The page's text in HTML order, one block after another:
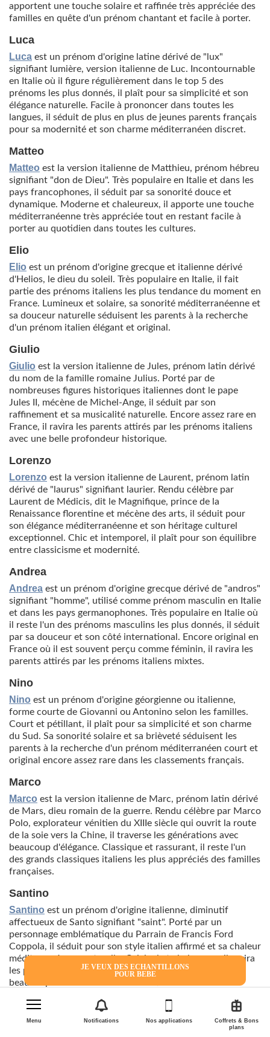
Coffrets & Bons
plans
Nos applications
Notifications
Menu
JE VEUX DES ECHANTILLONS
POUR BEBE
apportent une touche solaire et raffinée très appréciée des
familles en quête d'un prénom chantant et facile à porter.
Luca
Luca est un prénom d'origine latine dérivé de "lux"
signifiant lumière, version italienne de Luc. Incontournable
en Italie où il figure régulièrement dans le top 5 des
prénoms les plus donnés, il plaît pour sa simplicité et son
élégance naturelle. Facile à prononcer dans toutes les
langues, il séduit de plus en plus de jeunes parents français
pour sa modernité et son charme méditerranéen discret.
Matteo
Matteo est la version italienne de Matthieu, prénom hébreu
signifiant "don de Dieu". Très populaire en Italie et dans les
pays francophones, il séduit par sa sonorité douce et
dynamique. Moderne et chaleureux, il apporte une touche
méditerranéenne très appréciée tout en restant facile à
porter au quotidien dans toutes les cultures.
Elio
Elio est un prénom d'origine grecque et italienne dérivé
d'Helios, le dieu du soleil. Très populaire en Italie, il fait
partie des prénoms italiens les plus tendance du moment en
France. Lumineux et solaire, sa sonorité méditerranéenne et
sa douceur naturelle séduisent les parents à la recherche
d'un prénom italien élégant et original.
Giulio
Giulio est la version italienne de Jules, prénom latin dérivé
du nom de la famille romaine Julius. Porté par de
nombreuses figures historiques italiennes dont le pape
Jules II, mécène de Michel-Ange, il séduit par son
raffinement et sa musicalité naturelle. Encore assez rare en
France, il ravira les parents attirés par les prénoms italiens
avec une belle profondeur historique.
Lorenzo
Lorenzo est la version italienne de Laurent, prénom latin
dérivé de "laurus" signifiant laurier. Rendu célèbre par
Laurent de Médicis, dit le Magnifique, prince de la
Renaissance florentine et mécène des arts, il séduit pour
son élégance méditerranéenne et son héritage culturel
exceptionnel. Chic et intemporel, il plaît pour son équilibre
entre classicisme et modernité.
Andrea
Andrea est un prénom d'origine grecque dérivé de "andros"
signifiant "homme", utilisé comme prénom masculin en Italie
et dans les pays germanophones. Très populaire en Italie où
il reste l'un des prénoms masculins les plus donnés, il séduit
par sa douceur et son côté international. Encore original en
France où il est souvent perçu comme féminin, il ravira les
parents attirés par les prénoms italiens mixtes.
Nino
Nino est un prénom d'origine géorgienne ou italienne,
forme courte de Giovanni ou Antonino selon les familles.
Court et pétillant, il plaît pour sa simplicité et son charme
du Sud. Sa sonorité solaire et sa brièveté séduisent les
parents à la recherche d'un prénom méditerranéen court et
original encore assez rare dans les classements français.
Marco
Marco est la version italienne de Marc, prénom latin dérivé
de Mars, dieu romain de la guerre. Rendu célèbre par Marco
Polo, explorateur vénitien du XIIIe siècle qui ouvrit la route
de la soie vers la Chine, il traverse les générations avec
beaucoup d'élégance. Classique et rassurant, il reste l'un
des grands classiques italiens les plus appréciés des familles
françaises.
Santino
Santino est un prénom d'origine italienne, diminutif
affectueux de Santo signifiant "saint". Porté par un
personnage emblématique du Parrain de Francis Ford
Coppola, il séduit pour son style italien affirmé et sa chaleur
méditerranéenne naturelle. Original et chaleureux, il ravira
les parents à la recherche d'un prénom italien avec
beaucoup de caractère et d'authenticité.
Enzo
Enzoest un prénom d'origine italienne et germanique,
forme courte de Lorenzo ou de Vincenzo. Très apprécié en